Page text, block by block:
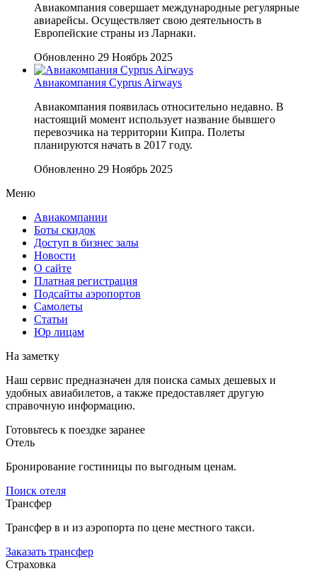
Авиакомпания совершает международные регулярные
авиарейсы. Осуществляет свою деятельность в
Европейские страны из Ларнаки.
Обновленно 29 Ноябрь 2025
Авиакомпания Cyprus Airways
Авиакомпания появилась относительно недавно. В
настоящий момент использует название бывшего
перевозчика на территории Кипра. Полеты
планируются начать в 2017 году.
Обновленно 29 Ноябрь 2025
Меню
Авиакомпании
Боты скидок
Доступ в бизнес залы
Новости
О сайте
Платная регистрация
Подсайты аэропортов
Самолеты
Статьи
Юр лицам
На заметку
Наш сервис предназначен для поиска самых дешевых и
удобных авиабилетов, а также предоставляет другую
справочную информацию.
Готовьтесь к поездке заранее
Отель
Бронирование гостиницы по выгодным ценам.
Поиск отеля
Трансфер
Трансфер в и из аэропорта по цене местного такси.
Заказать трансфер
Страховка